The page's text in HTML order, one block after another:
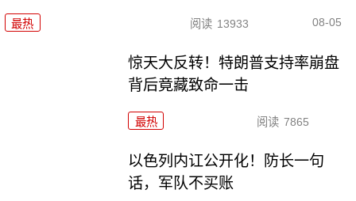
最热 阅读 13933 08-05
惊天大反转！特朗普支持率崩盘
背后竟藏致命一击
最热 阅读 7865
以色列内讧公开化！防长一句
话，军队不买账